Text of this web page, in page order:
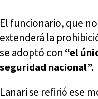
El funcionario, que
extenderá la
se adoptó con “el
seguridad nacional”.
Lanari se refirió ese